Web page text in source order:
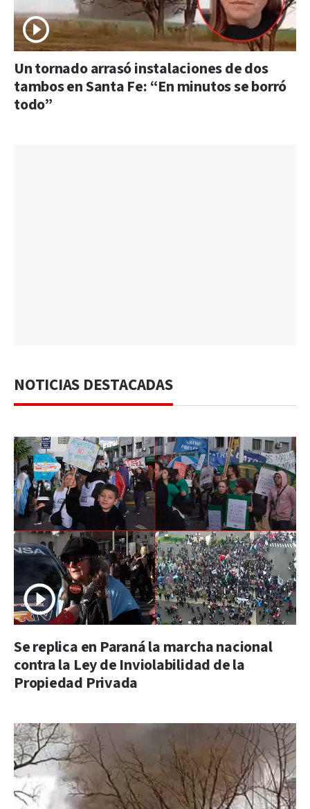
Un tornado arrasó instalaciones de dos
tambos en Santa Fe: “En minutos se borró
todo”
NOTICIAS DESTACADAS
Se replica en Paraná la marcha nacional
contra la Ley de Inviolabilidad de la
Propiedad Privada